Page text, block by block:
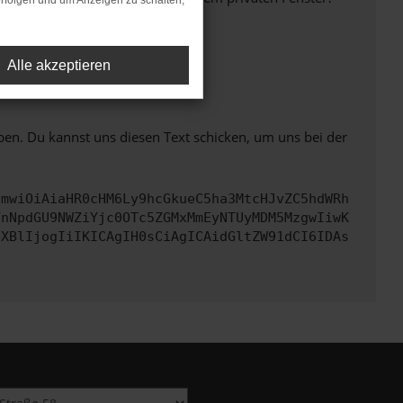
mehr unterstützt werden.
Du kannst uns diesen Text schicken, um uns bei der
Alle akzeptieren